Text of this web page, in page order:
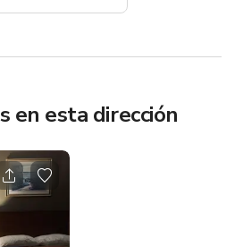
en esta dirección